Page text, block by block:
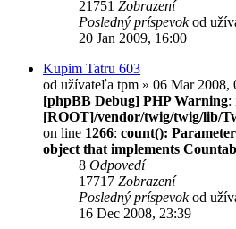
21751 Zobrazení
Posledný príspevokod
20 Jan 2009, 16:00
Kupim Tatru 603
od užívateľa tpm » 06 Mar 2008,
[phpBB Debug] PHP Warning:
[ROOT]/vendor/twig/twig/lib/
on line 1266: count():
object that implements
8 Odpovedí
17717 Zobrazení
Posledný príspevokod
16 Dec 2008, 23:39